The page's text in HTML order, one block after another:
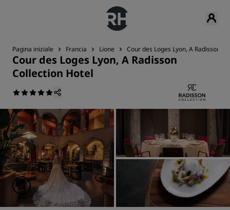
Pagina iniziale Francia Lione Cour des Loges Lyon, A Radisson
Cour des Loges Lyon, A Radisson
Collection Hotel